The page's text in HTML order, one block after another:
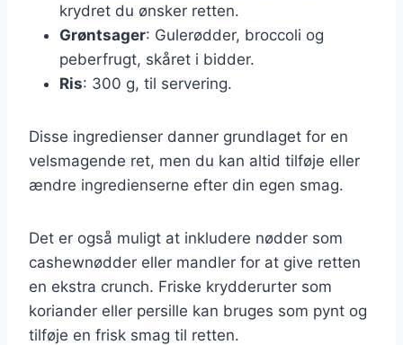
krydret du ønsker retten.
Grøntsager: Gulerødder, broccoli og
peberfrugt, skåret i bidder.
Ris: 300 g, til servering.
Disse ingredienser danner grundlaget for en
velsmagende ret, men du kan altid tilføje eller
ændre ingredienserne efter din egen smag.
Det er også muligt at inkludere nødder som
cashewnødder eller mandler for at give retten
en ekstra crunch. Friske krydderurter som
koriander eller persille kan bruges som pynt og
tilføje en frisk smag til retten.